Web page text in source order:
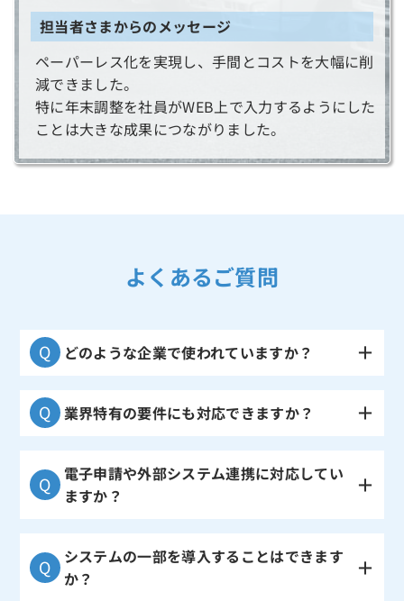
担当者さまからのメッセージ
ペーパーレス化を実現し、手間とコストを大幅に削
減できました。
特に年末調整を社員がWEB上で入力するようにした
ことは大きな成果につながりました。
よくあるご質問
どのような企業で使われていますか？
業界特有の要件にも対応できますか？
電子申請や外部システム連携に対応してい
ますか？
システムの一部を導入することはできます
か？